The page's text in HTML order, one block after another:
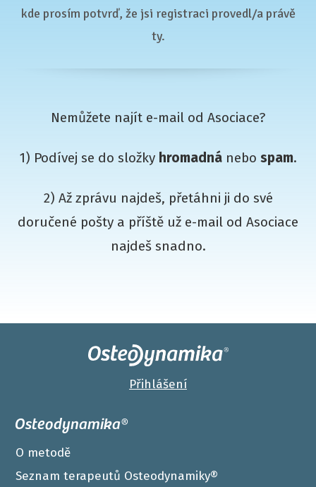
kde prosím potvrď, že jsi registraci provedl/a právě
ty.
Nemůžete najít e-mail od Asociace?
1) Podívej se do složky hromadnánebo spam.
2) Až zprávu najdeš, přetáhni ji do své
doručené pošty a příště už e-mail od Asociace
najdeš snadno.
Přihlášení
Osteodynamika®
O metodě
Seznam terapeutů Osteodynamiky®